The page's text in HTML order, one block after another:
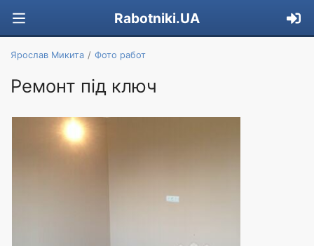
Rabotniki.UA
Ярослав Микита Фото работ
Ремонт під ключ